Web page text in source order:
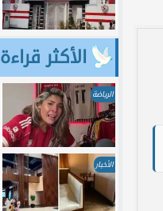
الأكثر قراءة
الرياضة
الأخبار